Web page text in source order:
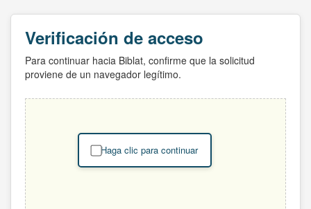
Verificación de acceso
Para continuar hacia Biblat, confirme que la solicitud
proviene de un navegador legítimo.
Haga clic para continuar